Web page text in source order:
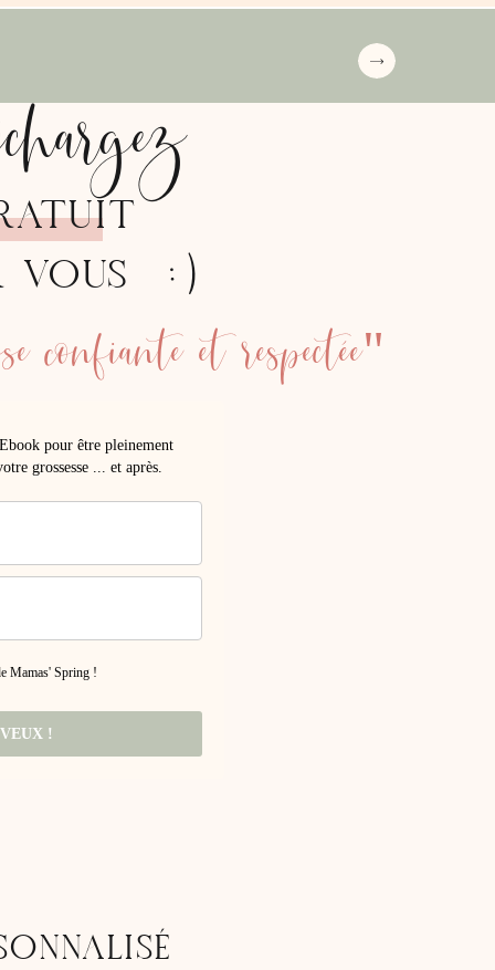
pour être pleinement
grossesse ... et après.
Mamas' Spring !
!
VOUS
:)
confiante et respectée"